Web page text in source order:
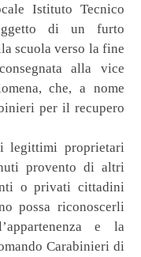
Istituto Tecnico
di un furto
scuola verso la fine
alla vice
che, a nome
per il recupero
legittimi proprietari
provento di altri
o privati cittadini
possa riconoscerli
e la
Carabinieri di